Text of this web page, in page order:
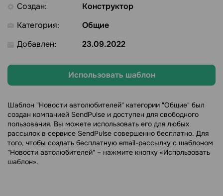
Создан:
Конструктор
Категория:
Общие
Добавлен:
23.09.2022
Использовать шаблон
Шаблон "Новости автолюбителей" категории "Общие" был
создан компанией SendPulse и доступен для свободного
пользования. Вы можете использовать его для любых
рассылок в сервисе SendPulse совершенно бесплатно. Для
того, чтобы создать бесплатную email-рассылку с шаблоном
"Новости автолюбителей" – нажмите кнопку «Использовать
шаблон».